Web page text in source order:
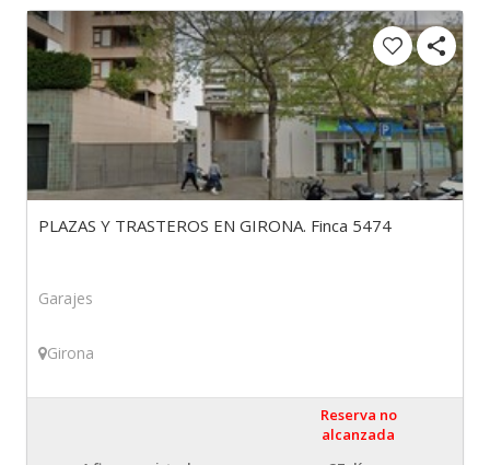
PLAZAS Y TRASTEROS EN GIRONA. Finca 5474
Garajes
Girona
Reserva no
alcanzada